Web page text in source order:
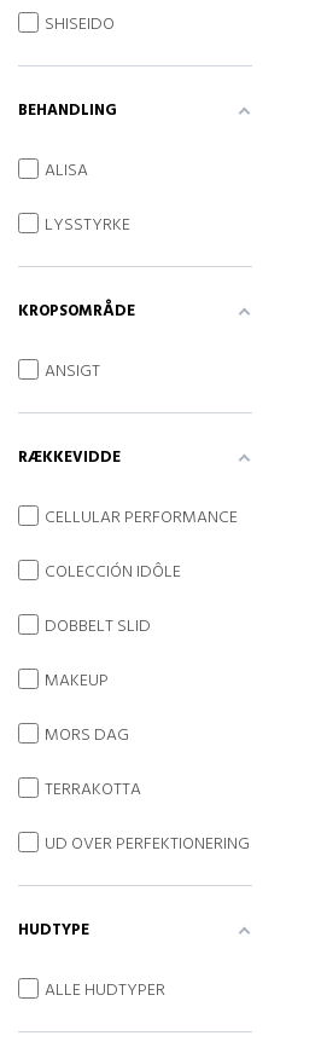
SHISEIDO
BEHANDLING
ALISA
LYSSTYRKE
KROPSOMRÅDE
ANSIGT
RÆKKEVIDDE
CELLULAR PERFORMANCE
COLECCIÓN IDÔLE
DOBBELT SLID
MAKEUP
MORS DAG
TERRAKOTTA
UD OVER PERFEKTIONERING
HUDTYPE
ALLE HUDTYPER